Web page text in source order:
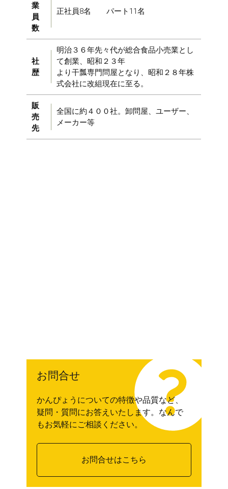
業
員
数
正社員8名 パート11名
社
歴
明治３６年先々代が総合食品小売業とし
て創業、昭和２３年
より干瓢専門問屋となり、昭和２８年株
式会社に改組現在に至る。
販
売
先
全国に約４００社。卸問屋、ユーザー、
メーカー等
お問合せ
かんぴょうについての特徴や品質など、
疑問・質問にお答えいたします。なんで
もお気軽にご相談ください。
お問合せはこちら